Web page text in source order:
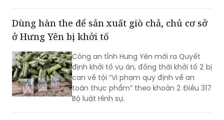
Dùng hàn the để sản xuất giò chả, chủ cơ sở
ở Hưng Yên bị khởi tố
Công an tỉnh Hưng Yên mới ra Quyết
định khởi tố vụ án, đồng thời khởi tố 2 bị
can về tội “Vi phạm quy định về an
toàn thực phẩm” theo khoản 2 Điều 317
Bộ luật Hình sự.